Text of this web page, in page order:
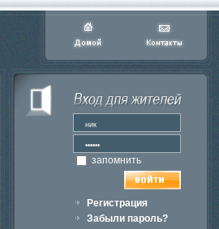
запомнить
Регистрация
Забыли пароль?